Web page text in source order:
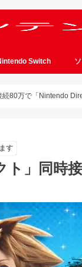
Switch
続80万で「Nintendo
す
ト」同時